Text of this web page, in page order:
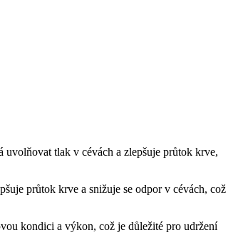
tlak v cévách a zlepšuje průtok krve,
průtok krve a snižuje se odpor v cévách, což
kondici a výkon, což je důležité pro udržení